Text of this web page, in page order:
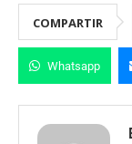
COMPARTIR
Whatsapp